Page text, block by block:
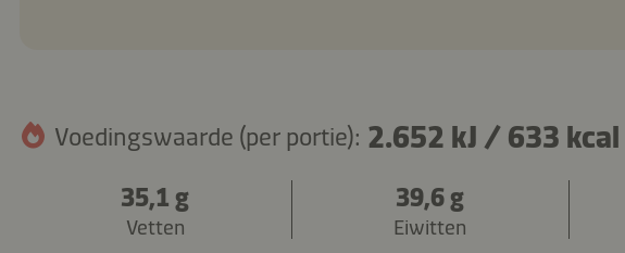
Voedingswaarde (per portie): 2.652 kJ / 633 kcal
35,1 g
Vetten
39,6 g
Eiwitten